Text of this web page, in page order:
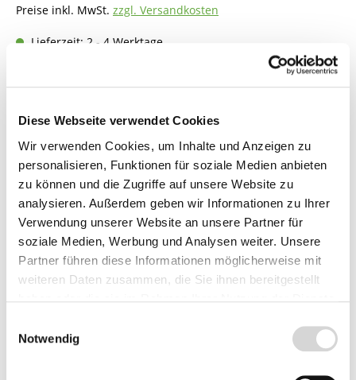
Diese Webseite verwendet Cookies
Wir verwenden Cookies, um Inhalte und Anzeigen zu
personalisieren, Funktionen für soziale Medien anbieten
zu können und die Zugriffe auf unsere Website zu
analysieren. Außerdem geben wir Informationen zu Ihrer
Verwendung unserer Website an unsere Partner für
soziale Medien, Werbung und Analysen weiter. Unsere
Partner führen diese Informationen möglicherweise mit
weiteren Daten zusammen, die Sie ihnen bereitgestellt
Notwendig
Preise inkl. MwSt. zzgl. Versandkosten
Lieferzeit: 2 - 4 Werktage
Produkt Anzahl: Gib den gewünschten
In den Warenkorb
Beschreibung
Bewertungen